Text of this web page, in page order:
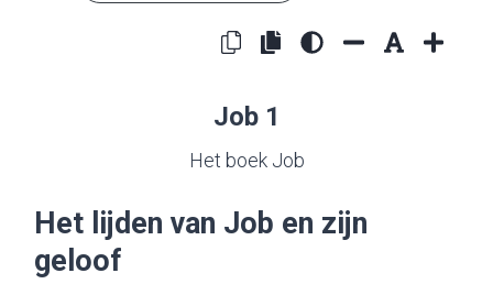
Job 1
Het boek Job
Het lijden van Job en zijn
geloof